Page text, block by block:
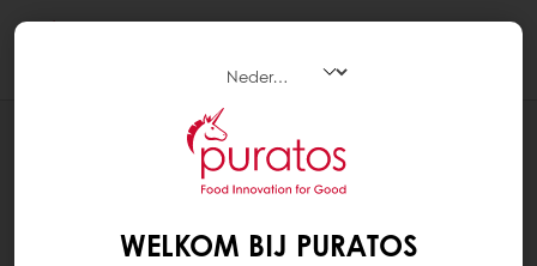
CHOCOLADEKOEK (VOORGEREZEN
WELKOM BIJ PURATOS